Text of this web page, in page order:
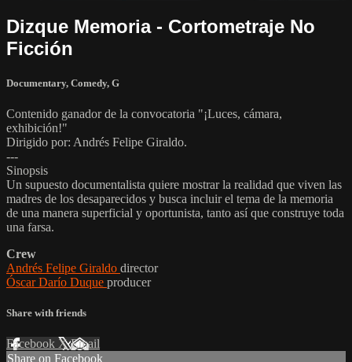
Dizque Memoria - Cortometraje No
Ficción
Documentary, Comedy, G
Contenido ganador de la convocatoria "¡Luces, cámara,
exhibición!"
Dirigido por: Andrés Felipe Giraldo.
---
Sinopsis
Un supuesto documentalista quiere mostrar la realidad que viven las
madres de los desaparecidos y busca incluir el tema de la memoria
de una manera superficial y oportunista, tanto así que construye toda
una farsa.
Crew
Andrés Felipe Giraldo director
Óscar Darío Duque producer
Share with friends
Facebook XEmail
Share on Facebook